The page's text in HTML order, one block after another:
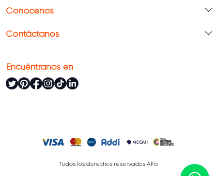
Conócenos
Contáctanos
Encuéntranos en
Todos los derechos reservados Alfa